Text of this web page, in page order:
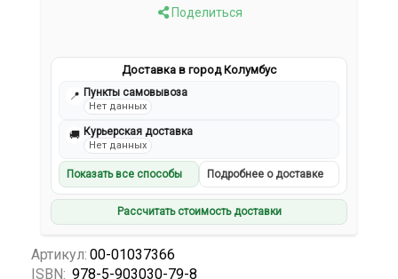
Поделиться
Доставка в город Колумбус
📍 Пункты самовывоза
Нет данных
🚚 Курьерская доставка
Нет данных
Показать все способы Подробнее о доставке
Рассчитать стоимость доставки
Артикул: 00-01037366
ISBN: 978-5-903030-79-8